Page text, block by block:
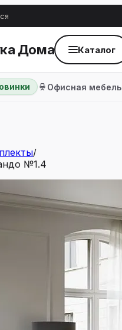
Дома Каталог
Офисная мебель
/
№1.4